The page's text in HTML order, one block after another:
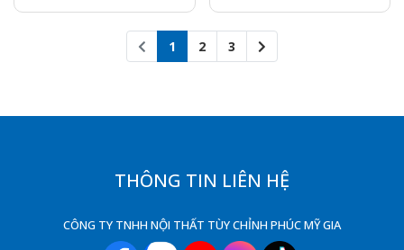
1 2 3
THÔNG TIN LIÊN HỆ
CÔNG TY TNHH NỘI THẤT TÙY CHỈNH PHÚC MỸ GIA